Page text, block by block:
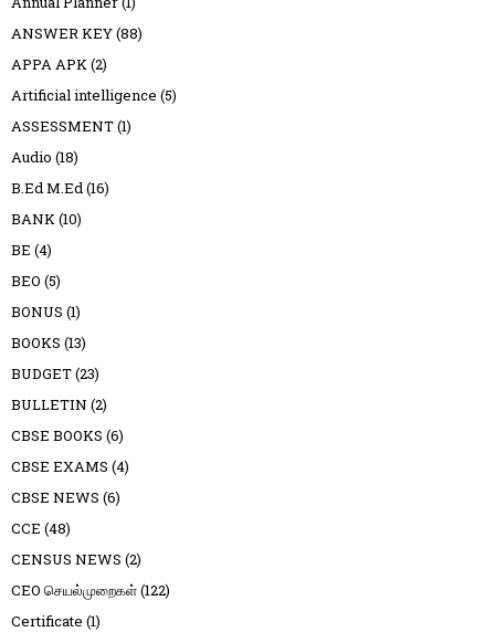
ANSWER KEY(88)
APPA APK(2)
Artificial intelligence (5)
ASSESSMENT(1)
Audio (18)
B.Ed M.Ed(16)
BANK(10)
BE (4)
BEO (5)
BONUS (1)
BOOKS (13)
BUDGET(23)
BULLETIN (2)
CBSE BOOKS (6)
CBSE EXAMS (4)
CBSE NEWS (6)
CCE (48)
CENSUS NEWS (2)
CEO செயல்முறைகள்(122)
Certificate (1)